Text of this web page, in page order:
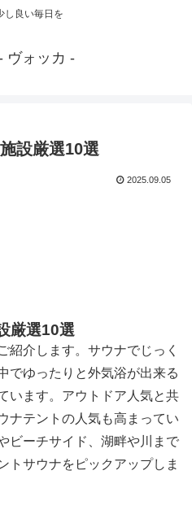
し良い毎日を
ヴォッカ -
設厳選10選
2025.09.05
厳選10選
紹介します。サウナでじっく
でゆったりと外気浴が出来る
います。アウトドア人気と共
ナテントの人気も高まってい
ビーチサイド、湖畔や川まで
トサウナをピックアップしま